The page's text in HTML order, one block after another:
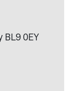
BL9 0EY